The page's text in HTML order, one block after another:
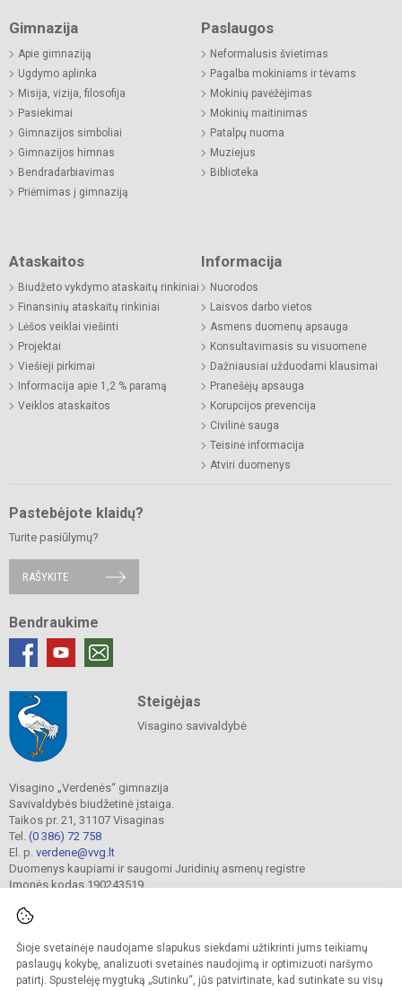
Šioje svetainėje naudojame slapukus siekdami užtikrinti jums teikiamų
paslaugų kokybę, analizuoti svetainės naudojimą ir optimizuoti naršymo
patirtį. Spustelėję mygtuką „Sutinku“, jūs patvirtinate, kad sutinkate su visų
Gimnazija
Apie gimnaziją
Ugdymo aplinka
Misija, vizija, filosofija
Pasiekimai
Gimnazijos simboliai
Gimnazijos himnas
Bendradarbiavimas
Priėmimas į gimnaziją
Paslaugos
Neformalusis švietimas
Pagalba mokiniams ir tėvams
Mokinių pavėžėjimas
Mokinių maitinimas
Patalpų nuoma
Muziejus
Biblioteka
Ataskaitos
Biudžeto vykdymo ataskaitų rinkiniai
Finansinių ataskaitų rinkiniai
Lėšos veiklai viešinti
Projektai
Viešieji pirkimai
Informacija apie 1,2 % paramą
Veiklos ataskaitos
Informacija
Nuorodos
Laisvos darbo vietos
Asmens duomenų apsauga
Konsultavimasis su visuomene
Dažniausiai užduodami klausimai
Pranešėjų apsauga
Korupcijos prevencija
Civilinė sauga
Teisinė informacija
Atviri duomenys
Pastebėjote klaidų?
Turite pasiūlymų?
RAŠYKITE
Bendraukime
Steigėjas
Visagino savivaldybė
Visagino „Verdenės“ gimnazija
Savivaldybės biudžetinė įstaiga.
Taikos pr. 21, 31107 Visaginas
Tel. (0 386) 72 758
El. p. verdene@vvg.lt
Duomenys kaupiami ir saugomi Juridinių asmenų registre
Įmonės kodas 190243519
© 2022. Visagino „Verdenės“ gimnazija. Visos teisės saugomos.
Kopijuoti turinį be raštiško gimnazijos sutikimo griežtai draudžiama.
Versija neįgaliesiems Slapukų valdymas